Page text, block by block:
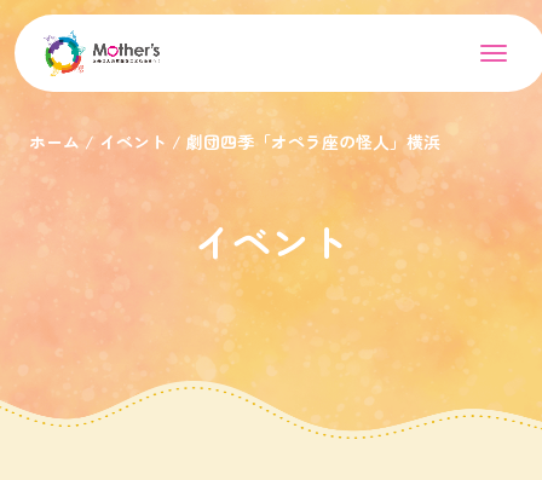
ホーム イベント 劇団四季「オペラ座の怪人」横浜
イベント